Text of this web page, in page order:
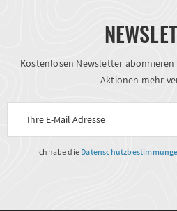
Kostenlosen Newsletter
Aktionen mehr
Ich habe die